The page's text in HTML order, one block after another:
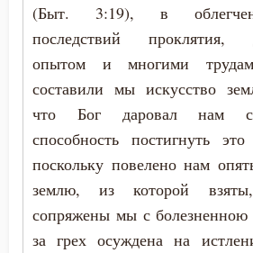
Высокомерие
Гадание
Гнев
Гнев Божий
Гордость
(Быт. 3:19), в
последствий проклятия,
опытом и многими
составили мы искусство
что Бог даровал нам
способность постигнуть
поскольку повелено нам
землю, из которой
сопряжены мы с болезненною
за грех осуждена на